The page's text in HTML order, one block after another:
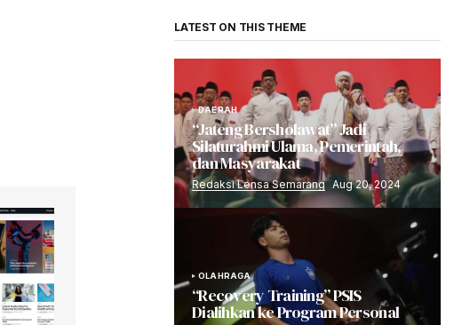
LATEST ON THIS THEME
DAERAH
“Jateng Bersholawat” Jadi
Silaturahmi Ulama, Pemerintah,
dan Masyarakat
Redaksi Lensa Semarang Aug 20, 2024
OLAHRAGA
“Recovery Training” PSIS
Dialihkan ke Program Personal